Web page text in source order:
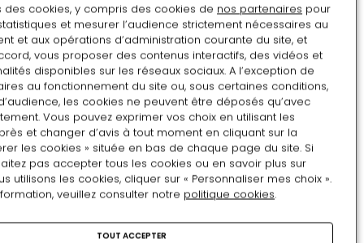
Août
LU MA ME JE VE SA DI
des cookies, y compris des cookies de nos partenaires pour
et mesurer l’audience strictement nécessaires au
et aux opérations d’administration courante du site, et
vous proposer des contenus interactifs, des vidéos et
disponibles sur les réseaux sociaux. A l’exception de
au fonctionnement du site ou, sous certaines conditions,
les cookies ne peuvent être déposés qu’avec
Vous pouvez exprimer vos choix en utilisant les
et changer d’avis à tout moment en cliquant sur la
les cookies » située en bas de chaque page du site. Si
pas accepter tous les cookies ou en savoir plus sur
utilisons les cookies, cliquer sur « Personnaliser mes choix ».
veuillez consulter notre politique cookies.
TOUT ACCEPTER